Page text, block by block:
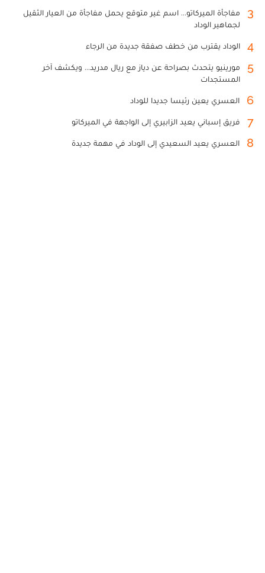
3
مفاجأة الميركاتو... اسم غير متوقع يحمل مفاجأة من العيار الثقيل
لجماهير الوداد
4 الوداد يقترب من خطف صفقة جديدة من الرجاء
5
مورينيو يتحدث بصراحة عن دياز مع ريال مدريد... ويكشف آخر
المستجدات
6 العسري يعين رئيسا جديدا للوداد
7 فريق إسباني يعيد الزابيري إلى الواجهة في الميركاتو
8 العسري يعيد السعيدي إلى الوداد في مهمة جديدة